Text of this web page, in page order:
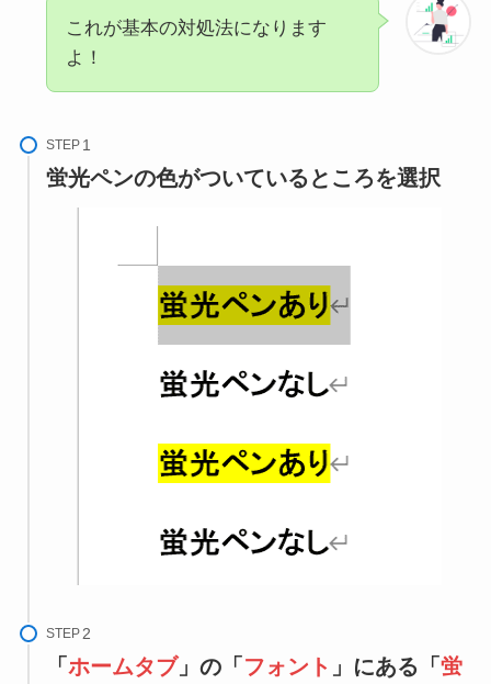
これが基本の対処法になります
よ！
STEP
蛍光ペンの色がついているところを選択
STEP
「ホームタブ」の「フォント 」にある「蛍